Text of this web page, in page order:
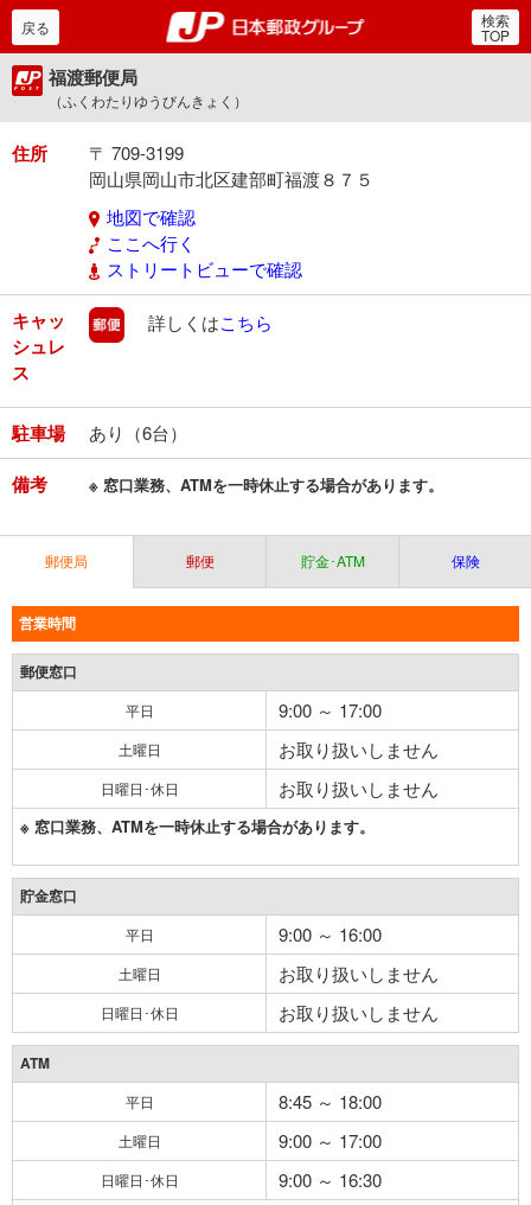
郵便局・日本郵政グルー
戻る 検索
TOP
福渡郵便局
（ふくわたりゆうびんきょく）
住所
〒 709-3199
岡山県岡山市北区建部町福渡８７５
地図で確認
ここへ行く
ストリートビューで確認
キャッ
シュレ
ス
郵便
詳しくはこちら
駐車場 あり（6台）
備考 ※ 窓口業務、ATMを一時休止する場合があります。
郵便局 郵便 貯金･ATM 保険
営業時間
郵便窓口
平日 9:00 ～ 17:00
土曜日 お取り扱いしません
日曜日･休日 お取り扱いしません
※ 窓口業務、ATMを一時休止する場合があります。
貯金窓口
平日 9:00 ～ 16:00
土曜日 お取り扱いしません
日曜日･休日 お取り扱いしません
ATM
平日 8:45 ～ 18:00
土曜日 9:00 ～ 17:00
日曜日･休日 9:00 ～ 16:30